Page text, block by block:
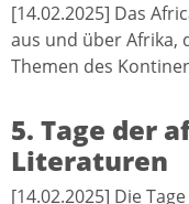
[14.02.2025] Das
aus und über Afrika,
Themen des
5. Tage der
Literaturen
[14.02.2025] Die